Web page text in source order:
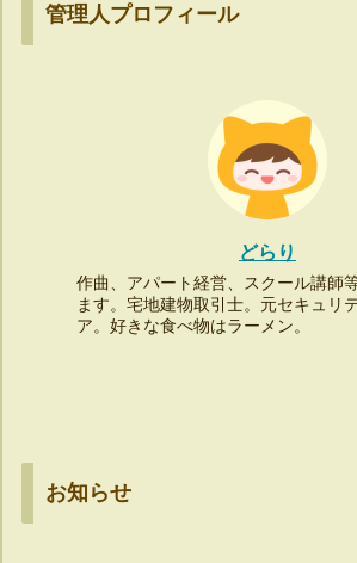
管理人プロフィール
どらり
作曲、アパート経営、スクール講師
ます。宅地建物取引士。元セキュリ
ア。好きな食べ物はラーメン。
お知らせ